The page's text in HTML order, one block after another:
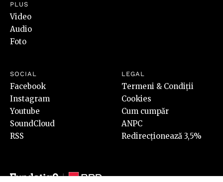
PLUS
Video
Audio
Foto
SOCIAL
Facebook
Instagram
Youtube
SoundCloud
RSS
LEGAL
Termeni & Condiții
Cookies
Cum cumpăr
ANPC
Redirecționează 3,5%